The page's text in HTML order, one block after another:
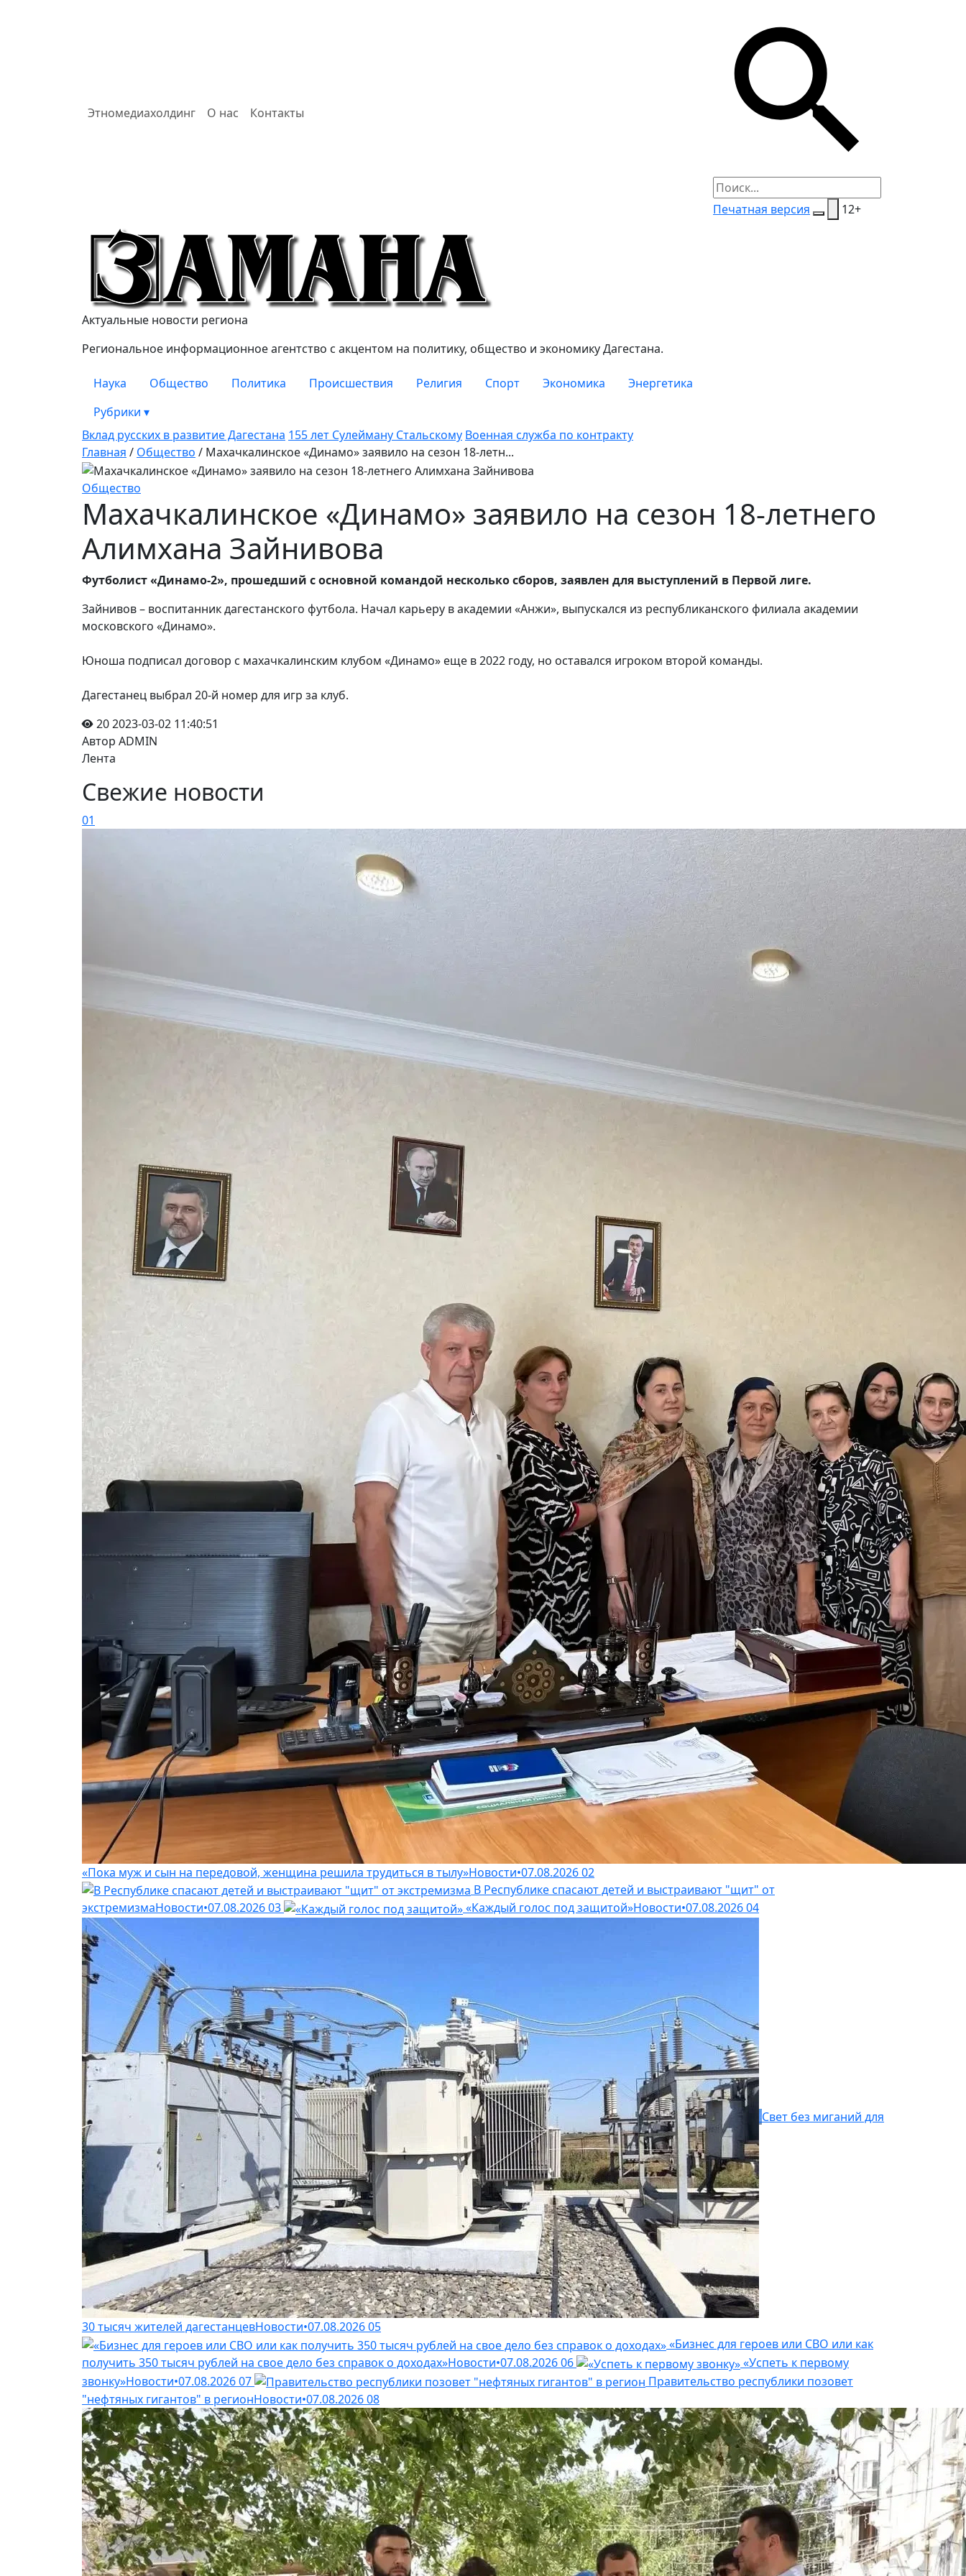
Этномедиахолдинг О нас Контакты
Печатная версия 12+
Замана
Актуальные новости региона
Региональное информационное агентство с акцентом на политику, общество и экономику Дагестана.
Наука Общество Политика Происшествия Религия Спорт Экономика
Энергетика
Рубрики ▾
Вклад русских в развитие Дагестана 155 лет Сулейману Стальскому Военная служба по контракту
Главная / Общество / Махачкалинское «Динамо» заявило на сезон 18-летн...
Общество
Махачкалинское «Динамо» заявило на сезон 18-летнего
Алимхана Зайнивова
Футболист «Динамо-2», прошедший с основной командой несколько сборов, заявлен для выступлений в Первой лиге.
Зайнивов – воспитанник дагестанского футбола. Начал карьеру в академии «Анжи», выпускался из республиканского филиала академии
московского «Динамо».
Юноша подписал договор с махачкалинским клубом «Динамо» еще в 2022 году, но оставался игроком второй команды.
Дагестанец выбрал 20-й номер для игр за клуб.
202023-03-02 11:40:51
Автор ADMIN
Лента
Свежие новости
01
«Пока муж и сын на передовой, женщина решила трудиться в тылу»Новости•07.08.202602
В Республике спасают детей и выстраивают "щит" от
экстремизмаНовости•07.08.202603 «Каждый голос под защитой»Новости•07.08.202604
Свет без миганий для
30 тысяч жителей дагестанцевНовости•07.08.202605
«Бизнес для героев или СВО или как
получить 350 тысяч рублей на свое дело без справок о доходах»Новости•07.08.202606
«Успеть к первому
звонку»Новости•07.08.202607
Правительство республики позовет
"нефтяных гигантов" в регионНовости•07.08.202608